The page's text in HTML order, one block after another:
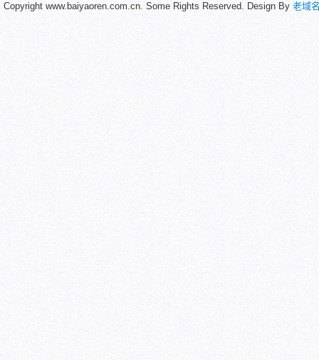
Copyright www.baiyaoren.com.cn. Some Rights Reserved. Design By 老域